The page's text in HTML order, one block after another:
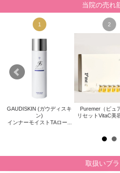
当院の売れ
1
GAUDISKIN (ガウディスキ
ン)
インナーモイストTAロー...
2
Puremer（ピュ
リセットVitaC美
取扱いブ